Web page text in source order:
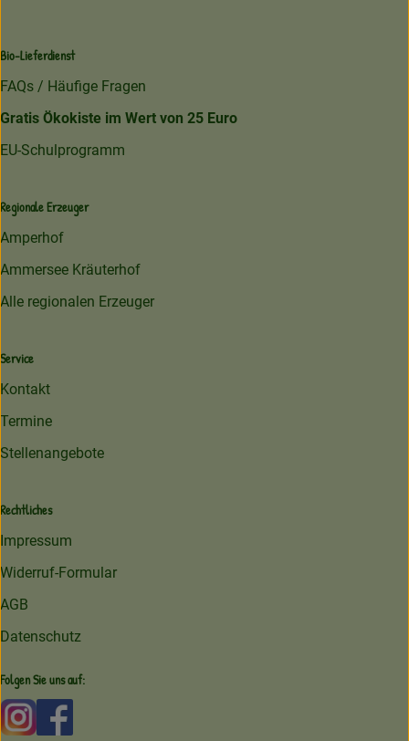
Bio-Lieferdienst
FAQs / Häufige Fragen
Gratis Ökokiste im Wert von 25 Euro
EU-Schulprogramm
Regionale Erzeuger
Amperhof
Ammersee Kräuterhof
Alle regionalen Erzeuger
Service
Kontakt
Termine
Stellenangebote
Rechtliches
Impressum
Widerruf-Formular
AGB
Datenschutz
Folgen Sie uns auf:
Externer Link zu https://www.instagram.com/